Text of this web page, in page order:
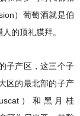
）葡萄酒就是伯
的顶礼膜拜。
产区，这三个子
区的最北部的子产
）和黑月桂